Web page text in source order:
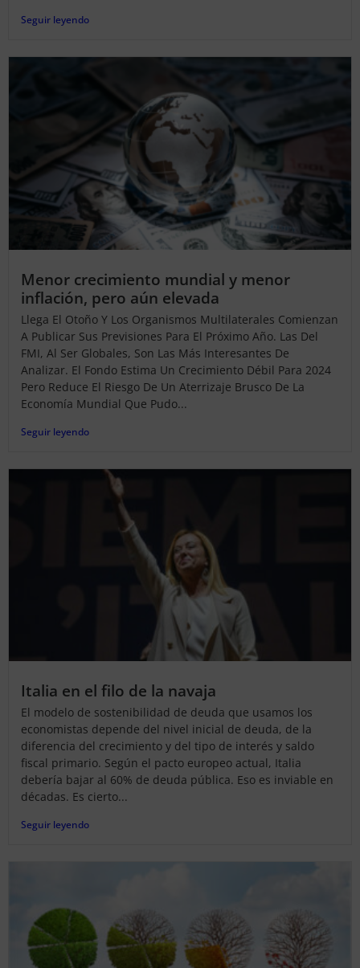
Seguir leyendo
Menor crecimiento mundial y menor
inflación, pero aún elevada
Llega El Otoño Y Los Organismos Multilaterales Comienzan
A Publicar Sus Previsiones Para El Próximo Año. Las Del
FMI, Al Ser Globales, Son Las Más Interesantes De
Analizar. El Fondo Estima Un Crecimiento Débil Para 2024
Pero Reduce El Riesgo De Un Aterrizaje Brusco De La
Economía Mundial Que Pudo...
Seguir leyendo
Italia en el filo de la navaja
El modelo de sostenibilidad de deuda que usamos los
economistas depende del nivel inicial de deuda, de la
diferencia del crecimiento y del tipo de interés y saldo
fiscal primario. Según el pacto europeo actual, Italia
debería bajar al 60% de deuda pública. Eso es inviable en
décadas. Es cierto...
Seguir leyendo